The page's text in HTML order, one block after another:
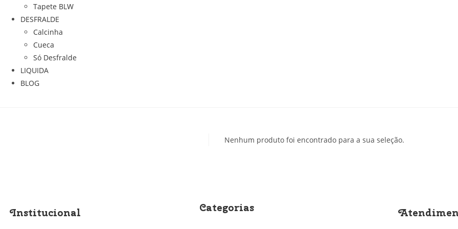
Tapete BLW
DESFRALDE
Calcinha
Cueca
Só Desfralde
LIQUIDA
BLOG
Nenhum produto foi encontrado para a sua seleção.
Institucional Categorias